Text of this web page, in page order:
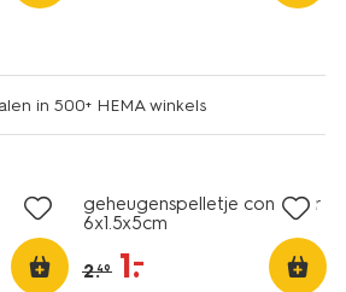
in 500+ HEMA winkels
geheugenspelletje controler
6x1.5x5cm
2.49 1.
–